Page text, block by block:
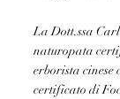
La Dott.ssa
naturopata
erborista cinese
certificato di